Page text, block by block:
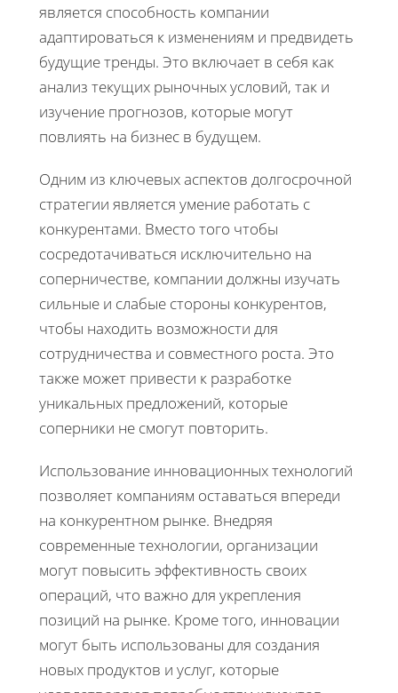
является способность компании
адаптироваться к изменениям и предвидеть
будущие тренды. Это включает в себя как
анализ текущих рыночных условий, так и
изучение прогнозов, которые могут
повлиять на бизнес в будущем.
Одним из ключевых аспектов долгосрочной
стратегии является умение работать с
конкурентами. Вместо того чтобы
сосредотачиваться исключительно на
соперничестве, компании должны изучать
сильные и слабые стороны конкурентов,
чтобы находить возможности для
сотрудничества и совместного роста. Это
также может привести к разработке
уникальных предложений, которые
соперники не смогут повторить.
Использование инновационных технологий
позволяет компаниям оставаться впереди
на конкурентном рынке. Внедряя
современные технологии, организации
могут повысить эффективность своих
операций, что важно для укрепления
позиций на рынке. Кроме того, инновации
могут быть использованы для создания
новых продуктов и услуг, которые